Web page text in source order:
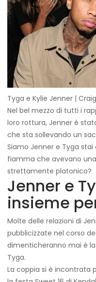
Tyga e Kylie Jenner |
Nel bel mezzo di tutti i
loro rottura, Jenner è
che sta sollevando un
Siamo Jenner e Tyga
fiamma che avevano
strettamente platonico?
Jenner e
insieme
Molte delle relazioni di
pubblicizzate nel corso
dimenticheranno mai è
Tyga.
La coppia si è incontrata